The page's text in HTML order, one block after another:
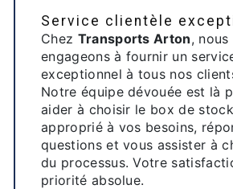
Service clientèle
Chez Transports Arton, nous
engageons à fournir un
exceptionnel à tous nos
Notre équipe dévouée est là
aider à choisir le box de
approprié à vos besoins,
questions et vous assister à
du processus. Votre
priorité absolue.